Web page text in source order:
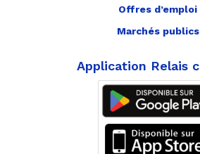
Offres d’emploi
Marchés publics
Application Relais